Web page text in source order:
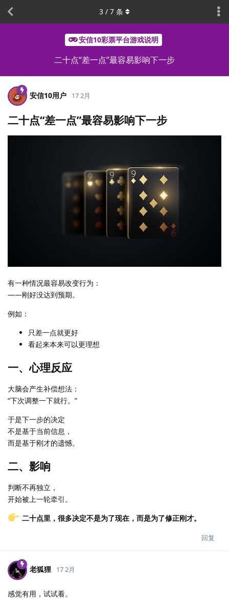
安信10彩票平台游戏说明
二十点“差一点”最容易影响下一步
3 / 7 条
安信10用户 17 2月
二十点“差一点”最容易影响下一步
有一种情况最容易改变行为：
——刚好没达到预期。
例如：
只差一点就更好
看起来本来可以更理想
一、心理反应
大脑会产生补偿想法：
“下次调整一下就行。”
于是下一步的决定
不是基于当前信息，
而是基于刚才的遗憾。
二、影响
判断不再独立，
开始被上一轮牵引。
二十点里，很多决定不是为了现在，而是为了修正刚才。
回复
老狐狸 17 2月
感觉有用，试试看。